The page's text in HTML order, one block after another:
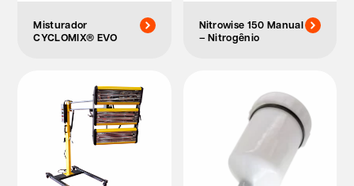
Misturador
CYCLOMIX® EVO
Nitrowise 150 Manual
– Nitrogênio